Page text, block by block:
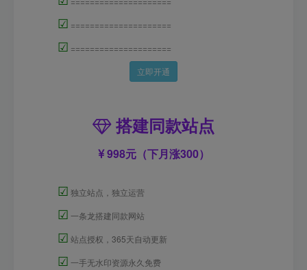
☑ =====================
☑ =====================
立即开通
搭建同款站点
998元（下月涨300）
☑ 独立站点，独立运营
☑ 一条龙搭建同款网站
☑ 站点授权，365天自动更新
☑ 一手无水印资源永久免费